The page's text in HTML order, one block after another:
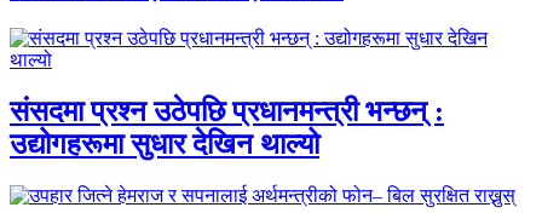
संसदमा प्रश्न उठेपछि प्रधानमन्त्री भन्छन् :
उद्योगहरूमा सुधार देखिन थाल्यो